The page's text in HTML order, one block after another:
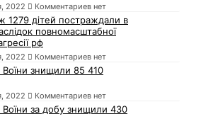
2022 Комментариев нет
1279 дітей постраждали в
повномасштабної
рф
2022 Комментариев нет
Воїни знищили 85 410
2022 Комментариев нет
Воїни за добу знищили 430